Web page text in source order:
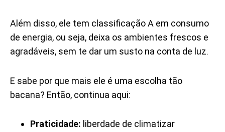
Além disso, ele tem classificação A em consumo
de energia, ou seja, deixa os ambientes frescos e
agradáveis, sem te dar um susto na conta de luz.
E sabe por que mais ele é uma escolha tão
bacana? Então, continua aqui:
Praticidade: liberdade de climatizar